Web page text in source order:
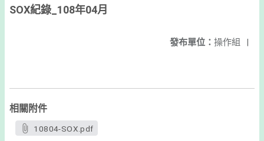
SOX紀錄_108年04月
發布單位： 操作組 |
相關附件
10804-SOX.pdf